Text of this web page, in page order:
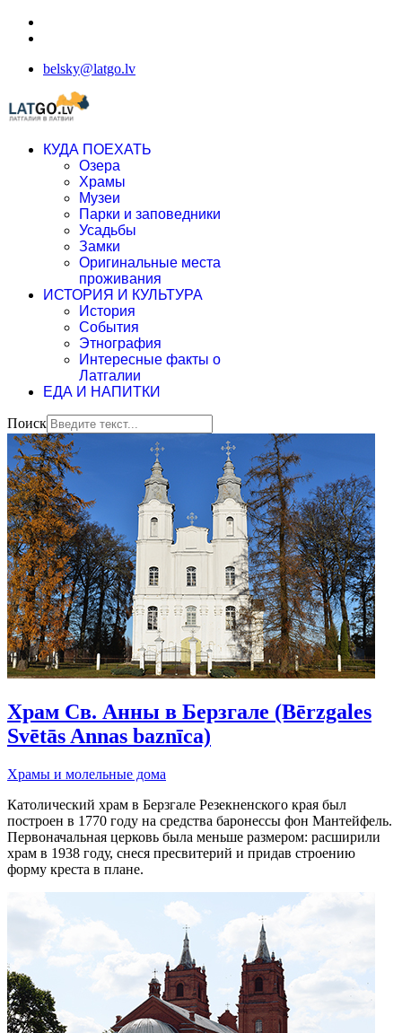
belsky@latgo.lv
КУДА ПОЕХАТЬ
Озера
Храмы
Музеи
Парки и заповедники
Усадьбы
Замки
Оригинальные места
проживания
ИСТОРИЯ И КУЛЬТУРА
История
События
Этнография
Интересные факты о
Латгалии
ЕДА И НАПИТКИ
Поиск
Храм Св. Анны в Берзгале (Bērzgales
Svētās Annas baznīca)
Храмы и молельные дома
Католический храм в Берзгале Резекненского края был
построен в 1770 году на средства баронессы фон Мантейфель.
Первоначальная церковь была меньше размером: расширили
храм в 1938 году, снеся пресвитерий и придав строению
форму креста в плане.